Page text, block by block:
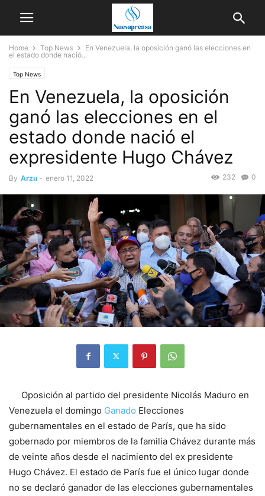
Home Top News
En Venezuela, la oposición ganó las elecciones en
el estado donde nació...
Top News
En Venezuela, la oposición
ganó las elecciones en el
estado donde nació el
expresidente Hugo Chávez
By Arzu - enero 11, 2022 0
232
Oposición al partido del presidente Nicolás Maduro en
Venezuela el domingo Ganado Elecciones
gubernamentales en el estado de París, que ha sido
gobernado por miembros de la familia Chávez durante más
de veinte años desde el nacimiento del ex presidente
Hugo Chávez. El estado de París fue el único lugar donde
no se declaró ganador de las elecciones gubernamentales